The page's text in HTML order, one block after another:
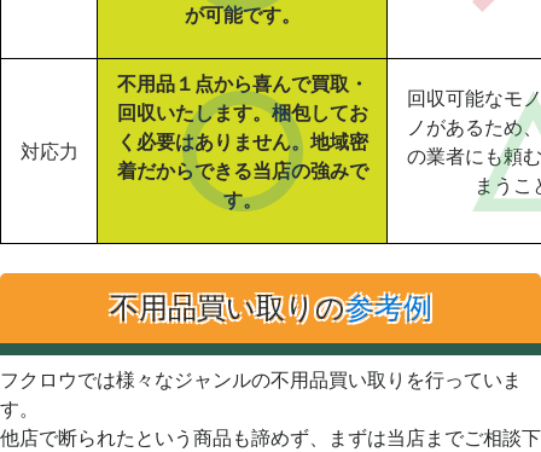
が可能です。
対応力
不用品１点から喜んで買取・
回収いたします。梱包してお
く必要はありません。地域密
着だからできる当店の強みで
す。
回収可能なモ
ノがあるため
の業者にも頼
まうこ
不用品買い取りの参考例
フクロウでは様々なジャンルの不用品買い取りを行っていま
す。
他店で断られたという商品も諦めず、まずは当店までご相談下